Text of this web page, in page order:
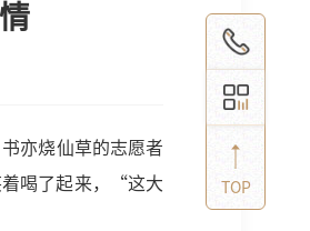
亦烧仙草的志愿者
着喝了起来，“这大
TOP